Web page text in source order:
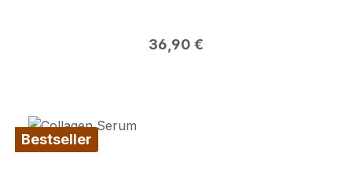
Regulärer Preis:
36,90 €
Bestseller